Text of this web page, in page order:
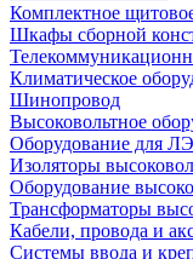
Комплектное
Шкафы сборной
Климатическое
Шинопровод
Высоковольтное
Оборудование для
Изоляторы
Оборудование
Трансформаторы
Кабели, провода и
Системы ввода и